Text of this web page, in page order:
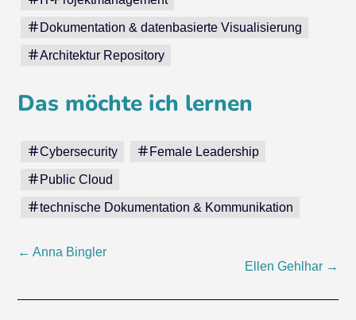
Dokumentation & datenbasierte Visualisierung
Architektur Repository
Das möchte ich lernen
Cybersecurity Female Leadership
Public Cloud
technische Dokumentation & Kommunikation
Post
← Anna Bingler
Ellen Gehlhar →